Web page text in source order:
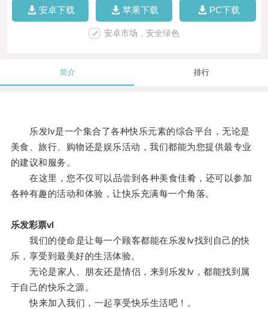
安卓下载 苹果下载 PC下载
安卓市场，安全绿色
简介 排行
乐发lv是一个集合了各种快乐元素的综合平台，无论是
美食、旅行、购物还是娱乐活动，我们都能为您提供最专业
的建议和服务。
在这里，您不仅可以品尝到各种美食佳肴，还可以参加
各种有趣的活动和体验，让快乐充满每一个角落。
乐发彩票vl
我们的使命是让每一个顾客都能在乐发lv找到自己的快
乐，享受到最美好的生活体验。
无论是家人、朋友还是情侣，来到乐发lv，都能找到属
于自己的快乐之源。
快来加入我们，一起享受快乐生活吧！。